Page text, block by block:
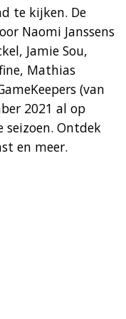
te kijken. De
Naomi Janssens
Jamie Sou,
Mathias
(van
2021 al op
seizoen. Ontdek
en meer.